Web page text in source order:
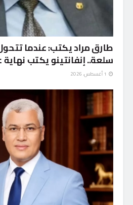
طارق مراد يكتب: عندما
سلعة.. إنفانتينو يكتب